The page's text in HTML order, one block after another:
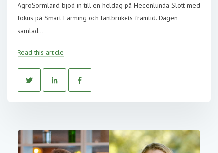
AgroSörmland bjöd in till en heldag på Hedenlunda Slott med
fokus på Smart Farming och lantbrukets framtid. Dagen
samlad...
Read this article